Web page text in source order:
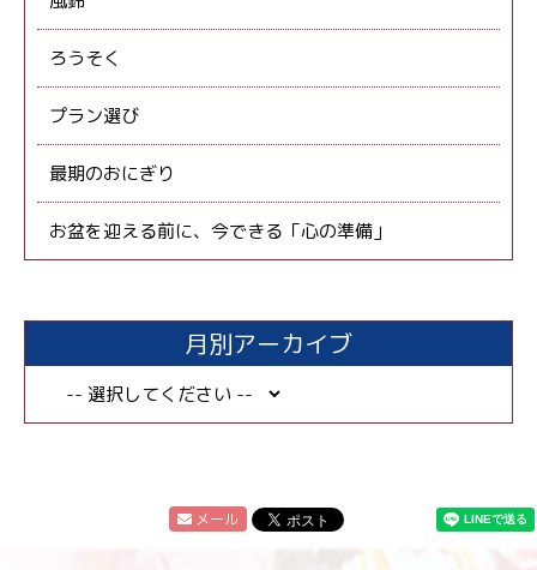
ろうそく
プラン選び
最期のおにぎり
お盆を迎える前に、今できる「心の準備」
月別アーカイブ
メール